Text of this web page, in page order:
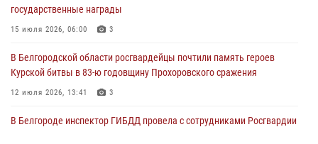
отставке Виктора Хайрулика (видео)
03 августа 2026, 10:37
государственные награды
15 июля 2026, 06:00 3
В Белгородской области росгвардейцы почтили память героев
Курской битвы в 83-ю годовщину Прохоровского сражения
12 июля 2026, 13:41 3
В Белгороде инспектор ГИБДД провела с сотрудниками Росгвардии